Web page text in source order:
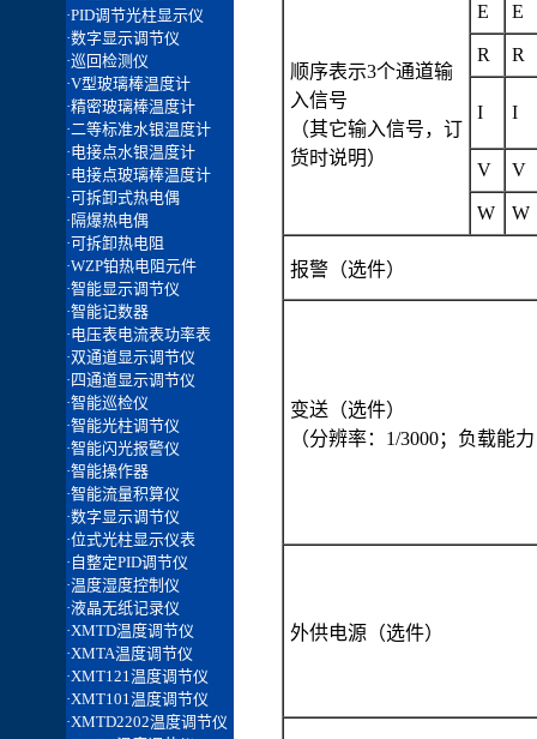
顺序表示3个通道输
入信号
（其它输入信号，订
货时说明）
E E
R R
I I
V V
W W
报警（选件）
变送（选件）
（分辨率：1/3000；负载能
外供电源（选件）